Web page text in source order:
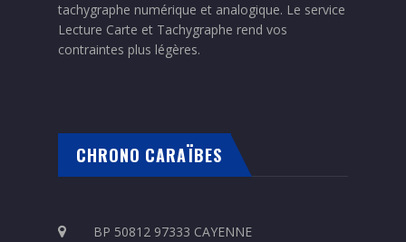
tachygraphe numérique et analogique. Le service
Lecture Carte et Tachygraphe rend vos
contraintes plus légères.
CHRONO CARAÏBES
BP 50812 97333 CAYENNE